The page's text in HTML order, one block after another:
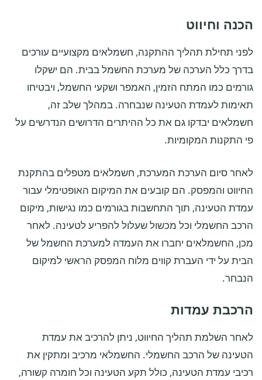
הכנה וחיווט
לפני תחילת תהליך ההתקנה, חשמלאים מקצועיים עורכים
בדרך כלל הערכה של מערכת החשמל בבית. הם ישקלו
גורמים כמו המתח הזמין, האמפר ושקעי החשמל, ויבטיחו
תאימות לעמדת הטעינה שנבחרה. במהלך שלב זה,
חשמלאים יבדקו גם את כל ההיתרים הדרושים הנדרשים על
פי התקנות המקומיות.
לאחר סיום הערכת המערכת, חשמלאים מטפלים בהתקנת
החיווט והמפסק. הם קובעים את המיקום האופטימלי עבור
עמדת הטעינה, תוך התחשבות בגורמים כמו נגישות, מיקום
הרכב החשמלי וכל מכשול שעלול להפריע לטעינה. לאחר
מכן, החשמלאים יחברו את העמדה למערכת החשמל של
הבית על ידי העברת קווים מלוח המפסק הראשי למיקום
הנבחר.
הרכבת עמדות
לאחר השלמת תהליך החיווט, ניתן להרכיב את עמדת
הטעינה של הרכב החשמלי. החשמלאי מרכיב ומתקין את
רכיבי עמדת הטעינה, כולל תקע הטעינה וכל חומרה קשורה,